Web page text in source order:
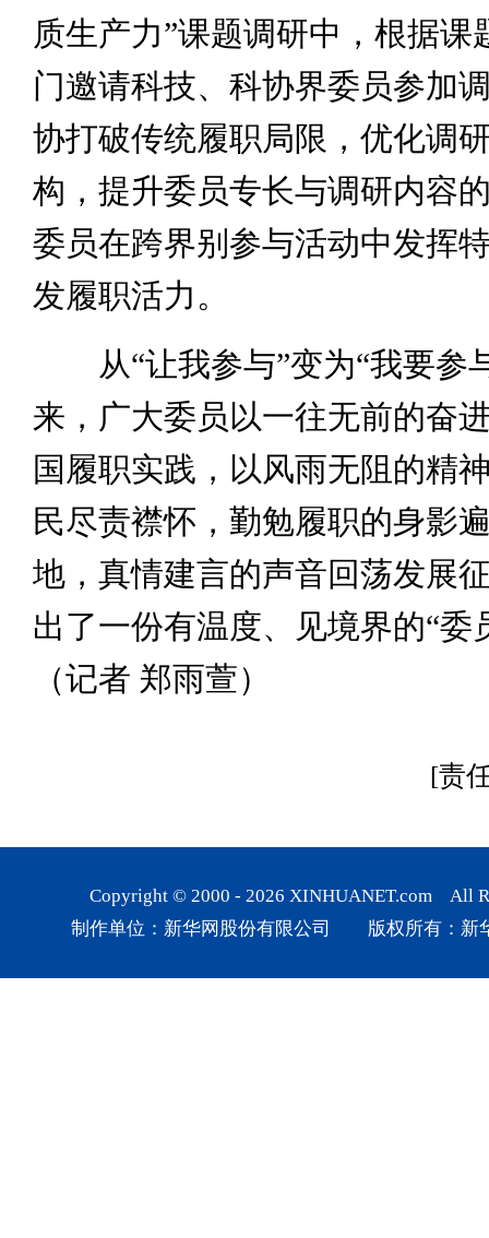
质生产力”课题调研中，根据课
门邀请科技、科协界委员参
协打破传统履职局限，优化调
构，提升委员专长与调研内容
委员在跨界别参与活动中发挥
发履职活力。
从“让我参与”变为“我要参
来，广大委员以一往无前的奋
国履职实践，以风雨无阻的精
民尽责襟怀，勤勉履职的身影
地，真情建言的声音回荡发展
出了一份有温度、见境界的“委
（记者 郑雨萱）
[责
Copyright © 2000 - 2026 XINHUANET.com All
制作单位：新华网股份有限公司 版权所有：新